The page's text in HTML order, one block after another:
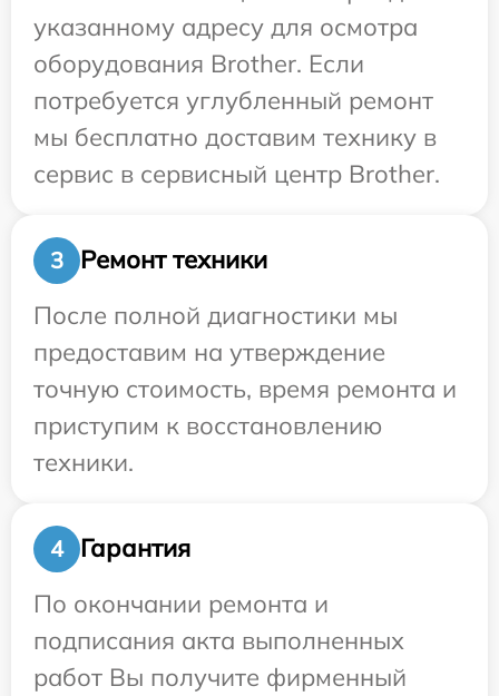
указанному адресу для осмотра
оборудования Brother. Если
потребуется углубленный ремонт
мы бесплатно доставим технику в
сервис в сервисный центр Brother.
3
Ремонт техники
После полной диагностики мы
предоставим на утверждение
точную стоимость, время ремонта и
приступим к восстановлению
техники.
4
Гарантия
По окончании ремонта и
подписания акта выполненных
работ Вы получите фирменный